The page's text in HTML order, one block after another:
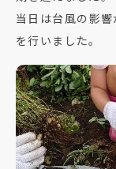
当日は台風の影
を行いました。